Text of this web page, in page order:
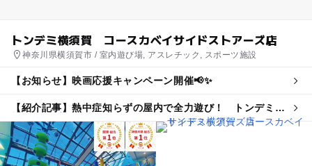
トンデミ横須賀 コースカベイサイドストアーズ店
神奈川県横須賀市 / 室内遊び場, アスレチック, スポーツ施設
【お知らせ】映画応援キャンペーン開催📢✨
【紹介記事】熱中症知らずの屋内で全力遊び！ トンデミの